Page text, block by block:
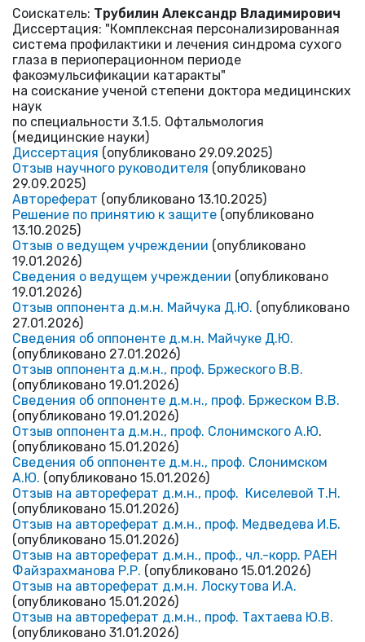
Соискатель: Трубилин Александр Владимирович
Диссертация: "Комплексная персонализированная
система профилактики и лечения синдрома сухого
глаза в периоперационном периоде
факоэмульсификации катаракты"
на соискание ученой степени доктора медицинских
наук
по специальности 3.1.5. Офтальмология
(медицинские науки)
Диссертация (опубликовано 29.09.2025)
Отзыв научного руководителя (опубликовано
29.09.2025)
Автореферат (опубликовано 13.10.2025)
Решение по принятию к защите (опубликовано
13.10.2025)
Отзыв о ведущем учреждении (опубликовано
19.01.2026)
Сведения о ведущем учреждении (опубликовано
19.01.2026)
Отзыв оппонента д.м.н. Майчука Д.Ю. (опубликовано
27.01.2026)
Сведения об оппоненте д.м.н. Майчуке Д.Ю.
(опубликовано 27.01.2026)
Отзыв оппонента д.м.н., проф. Бржеского В.В.
(опубликовано 19.01.2026)
Сведения об оппоненте д.м.н., проф. Бржеском В.В.
(опубликовано 19.01.2026)
Отзыв оппонента д.м.н., проф. Слонимского А.Ю.
(опубликовано 15.01.2026)
Сведения об оппоненте д.м.н., проф. Слонимском
А.Ю. (опубликовано 15.01.2026)
Отзыв на автореферат д.м.н., проф. Киселевой Т.Н.
(опубликовано 15.01.2026)
Отзыв на автореферат д.м.н., проф. Медведева И.Б.
(опубликовано 15.01.2026)
Отзыв на автореферат д.м.н., проф., чл.-корр. РАЕН
Файзрахманова Р.Р. (опубликовано 15.01.2026)
Отзыв на автореферат д.м.н. Лоскутова И.А.
(опубликовано 15.01.2026)
Отзыв на автореферат д.м.н., проф. Тахтаева Ю.В.
(опубликовано 31.01.2026)